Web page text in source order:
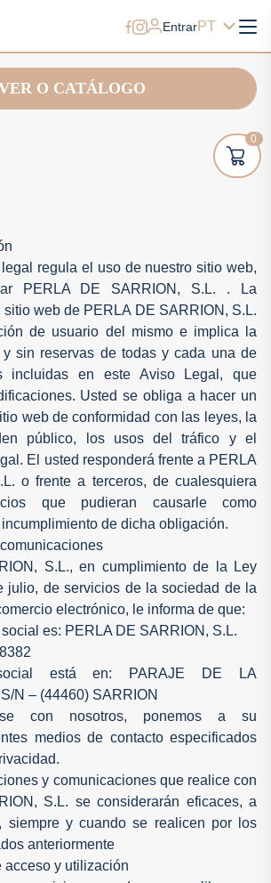
EntrarPT
O CATÁLOGO
regula el uso de nuestro sitio web,
PERLA DE SARRION, S.L. . La
web de PERLA DE SARRION, S.L.
de usuario del mismo e implica la
sin reservas de todas y cada una de
incluidas en este Aviso Legal, que
Usted se obliga a hacer un
web de conformidad con las leyes, la
público, los usos del tráfico y el
El usted responderá frente a PERLA
o frente a terceros, de cualesquiera
que pudieran causarle como
de dicha obligación.
S.L., en cumplimiento de la Ley
julio, de servicios de la sociedad de la
electrónico, le informa de que:
es: PERLA DE SARRION, S.L.
está en: PARAJE DE LA
N – (44460) SARRION
con nosotros, ponemos a su
medios de contacto especificados
y comunicaciones que realice con
S.L. se considerarán eficaces, a
siempre y cuando se realicen por los
anteriormente
acceso y utilización
0